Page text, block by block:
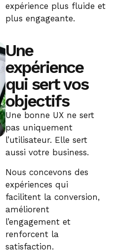
expérience plus fluide et
plus engageante.
Une
expérience
qui sert vos
objectifs
Une bonne UX ne sert
pas uniquement
l’utilisateur. Elle sert
aussi votre business.
Nous concevons des
expériences qui
facilitent la conversion,
améliorent
l’engagement et
renforcent la
satisfaction.